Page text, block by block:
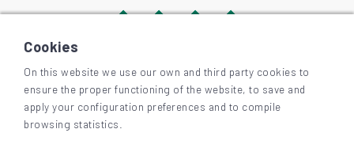
©2026 BIZKAIAGARA
Irisgarritasuna
Lege-oharra eta pribatutasuna
Cookies
On this website we use our own and third party cookies to
ensure the proper functioning of the website, to save and
apply your configuration preferences and to compile
browsing statistics.